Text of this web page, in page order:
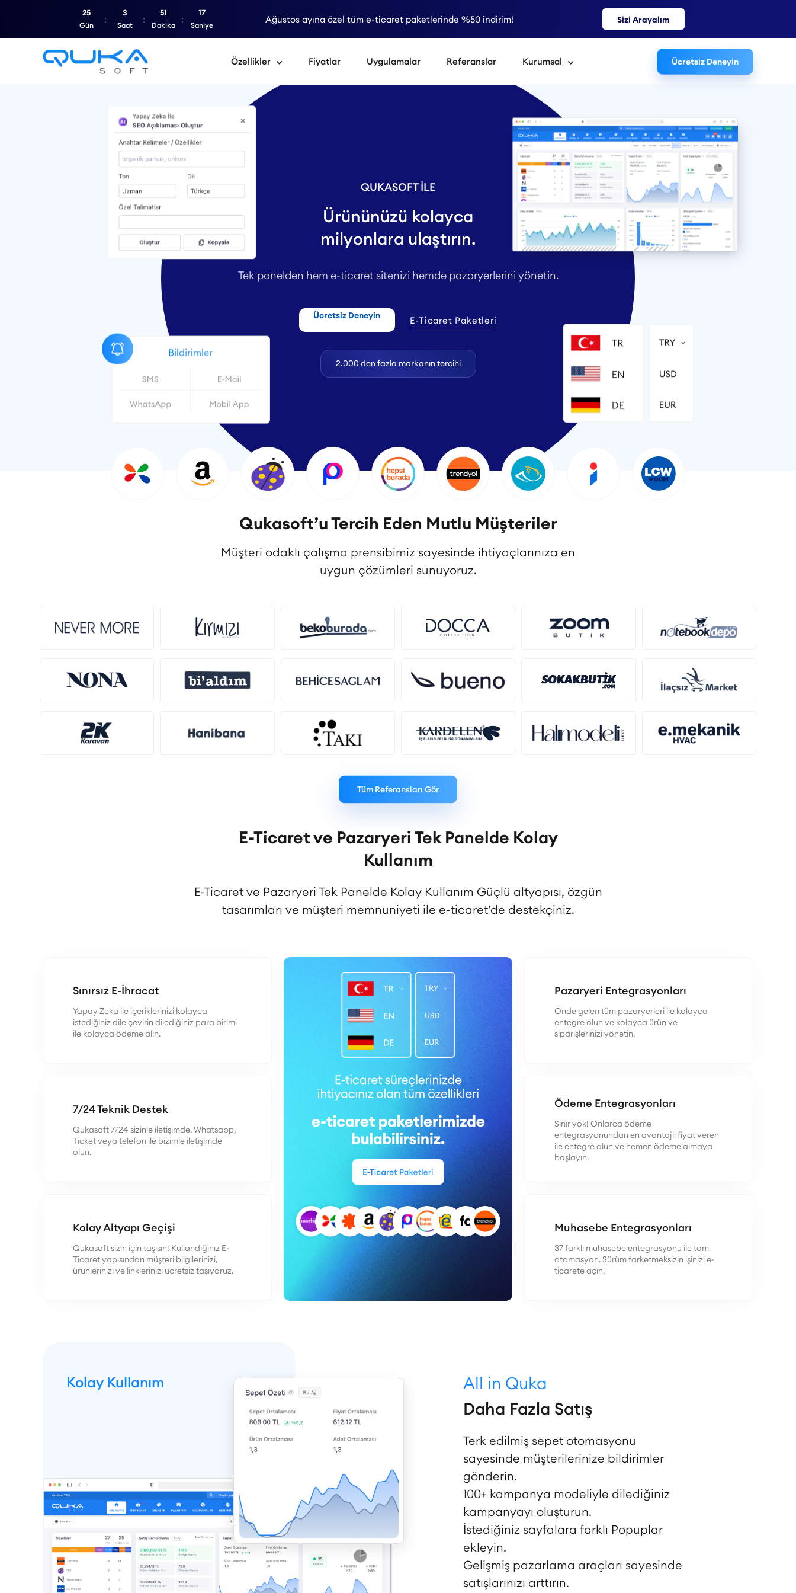
Ağustos ayına özel tüm e-ticaret paketlerinde %50 indirim! Sizi Arayalım
25
Gün
3
Saat
51
Dakika
15
Saniye
Özellikler Fiyatlar Uygulamalar Referanslar Kurumsal Ücretsiz Deneyin
QUKASOFT İLE
Ürününüzü kolayca
milyonlara ulaştırın.
Tek panelden hem e-ticaret sitenizi hemde pazaryerlerini yönetin.
Ücretsiz Deneyin E-Ticaret Paketleri
2.000'den fazla markanın tercihi
Qukasoft’u Tercih Eden Mutlu Müşteriler
Müşteri odaklı çalışma prensibimiz sayesinde ihtiyaçlarınıza en
uygun çözümleri sunuyoruz.
Tüm Referansları Gör
E-Ticaret ve Pazaryeri Tek Panelde Kolay
Kullanım
E-Ticaret ve Pazaryeri Tek Panelde Kolay Kullanım Güçlü altyapısı, özgün
tasarımları ve müşteri memnuniyeti ile e-ticaret’de destekçiniz.
Sınırsız E-İhracat
Yapay Zeka ile içeriklerinizi kolayca
istediğiniz dile çevirin dilediğiniz para birimi
ile kolayca ödeme alın.
7/24 Teknik Destek
Qukasoft 7/24 sizinle iletişimde. Whatsapp,
Ticket veya telefon ile bizimle iletişimde
olun.
Kolay Altyapı Geçişi
Qukasoft sizin için taşısın! Kullandığınız E-
Ticaret yapısından müşteri bilgilerinizi,
ürünlerinizi ve linklerinizi ücretsiz taşıyoruz.
Pazaryeri Entegrasyonları
Önde gelen tüm pazaryerleri ile kolayca
entegre olun ve kolayca ürün ve
siparişlerinizi yönetin.
Ödeme Entegrasyonları
Sınır yok! Onlarca ödeme
entegrasyonundan en avantajlı fiyat veren
ile entegre olun ve hemen ödeme almaya
başlayın.
Muhasebe Entegrasyonları
37 farklı muhasebe entegrasyonu ile tam
otomasyon. Sürüm farketmeksizin işinizi e-
ticarete açın.
Kolay Kullanım
All in Quka
Daha Fazla Satış
Terk edilmiş sepet otomasyonu
sayesinde müşterilerinize bildirimler
gönderin.
100+ kampanya modeliyle dilediğiniz
kampanyayı oluşturun.
İstediğiniz sayfalara farklı Popuplar
ekleyin.
Gelişmiş pazarlama araçları sayesinde
satışlarınızı arttırın.